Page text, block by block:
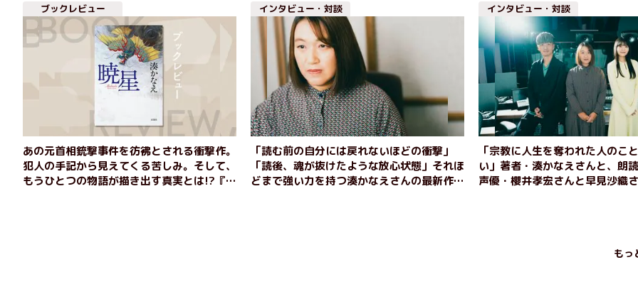
ブックレビュー
あの元首相銃撃事件を彷彿とされる衝撃作。
犯人の手記から見えてくる苦しみ。そして、
もうひとつの物語が描き出す真実とは!?『暁
インタビュー・対談
「読む前の自分には戻れないほどの衝撃」
「読後、魂が抜けたような放心状態」それほ
どまで強い力を持つ湊かなえさんの最新作
インタビュー・対談
「宗教に人生を奪われた人のこ
い」著者・湊かなえさんと、朗
声優・櫻井孝宏さんと早見沙織
もっ